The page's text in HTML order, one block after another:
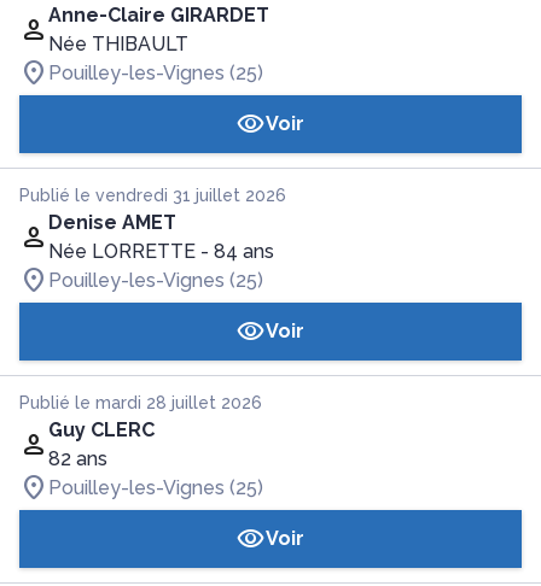
Anne-Claire GIRARDET
Née THIBAULT
Pouilley-les-Vignes (25)
Voir
Publié le vendredi 31 juillet 2026
Denise AMET
Née LORRETTE - 84 ans
Pouilley-les-Vignes (25)
Voir
Publié le mardi 28 juillet 2026
Guy CLERC
82 ans
Pouilley-les-Vignes (25)
Voir